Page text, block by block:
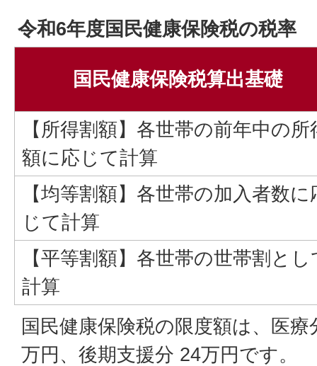
令和6年度国民健康保険税の税率
国民健康保険税算出基礎
【所得割額】各世帯の前年中の所
額に応じて計算
【均等割額】各世帯の加入者数に
じて計算
【平等割額】各世帯の世帯割とし
計算
国民健康保険税の限度額は、医
万円、後期支援分 24万円です。